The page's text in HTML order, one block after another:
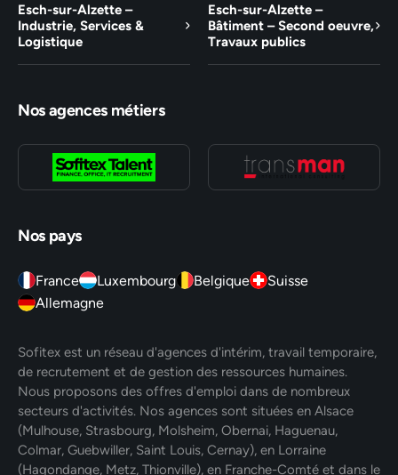
Esch-sur-Alzette –
Industrie, Services &
Logistique
Esch-sur-Alzette –
Bâtiment – Second oeuvre,
Travaux publics
Nos agences métiers
Nos pays
France Luxembourg Belgique
Suisse
Allemagne
Sofitex est un réseau d'agences d'intérim, travail temporaire,
de recrutement et de gestion des ressources humaines.
Nous proposons des offres d'emploi dans de nombreux
secteurs d'activités. Nos agences sont situées en Alsace
(Mulhouse, Strasbourg, Molsheim, Obernai, Haguenau,
Colmar, Guebwiller, Saint Louis, Cernay), en Lorraine
(Hagondange, Metz, Thionville), en Franche-Comté et dans le